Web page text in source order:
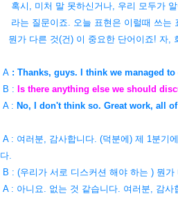
혹시, 미처 말 못하신거나, 우리 모두가
라는 질문이죠. 오늘 표현은 이럴때 쓰는
뭔가 다른 것(건) 이 중요한 단어이죠! 자,
A : Thanks, guys. I think we managed to
B : Is there anything else we should
A : No, I don't think so. Great work, all
A : 여러분, 감사합니다. (덕분에) 제 1분기
다.
B : (우리가 서로 디스커션 해야 하는 ) 뭔
A : 아니요. 없는 것 같습니다. 여러분, 감사